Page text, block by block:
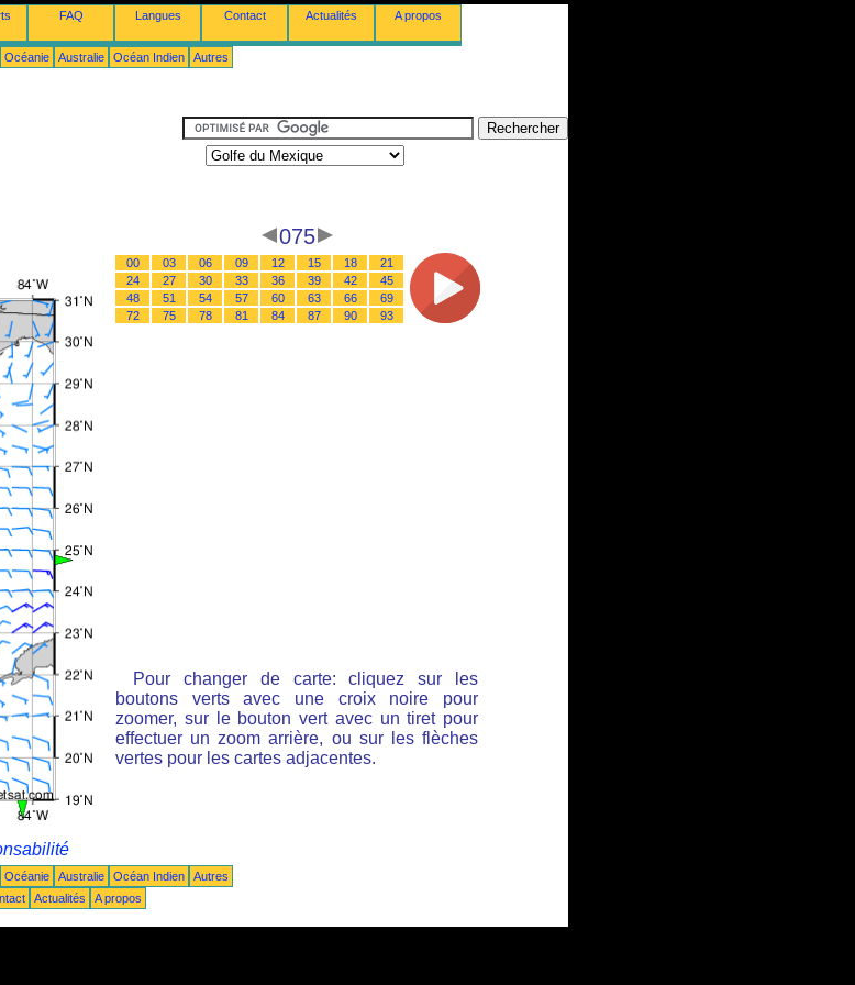
FAQ Langues Contact Actualités A propos
Océanie Australie Océan Indien Autres
075
00 03 06 09 12 15 18
21
24
27 30 33 36 39 42
45
48
51 54 57 60 63 66
69
72
75 78 81 84 87 90 93
Pour changer de carte: cliquez sur les
boutons verts avec une croix noire pour
zoomer, sur le bouton vert avec un tiret pour
effectuer un zoom arrière, ou sur les flèches
vertes pour les cartes adjacentes.
Océanie Australie Océan Indien
Autres
Actualités A propos